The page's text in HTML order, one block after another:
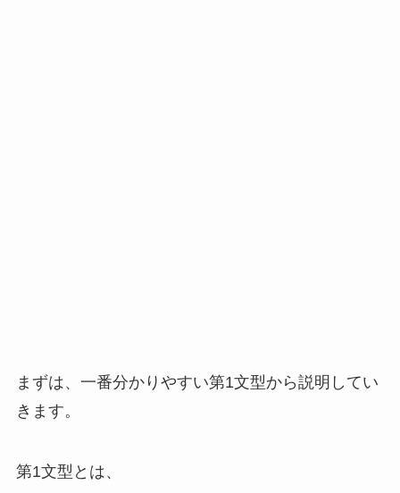
まずは、一番分かりやすい第1文型から説明してい
きます。
第1文型とは、